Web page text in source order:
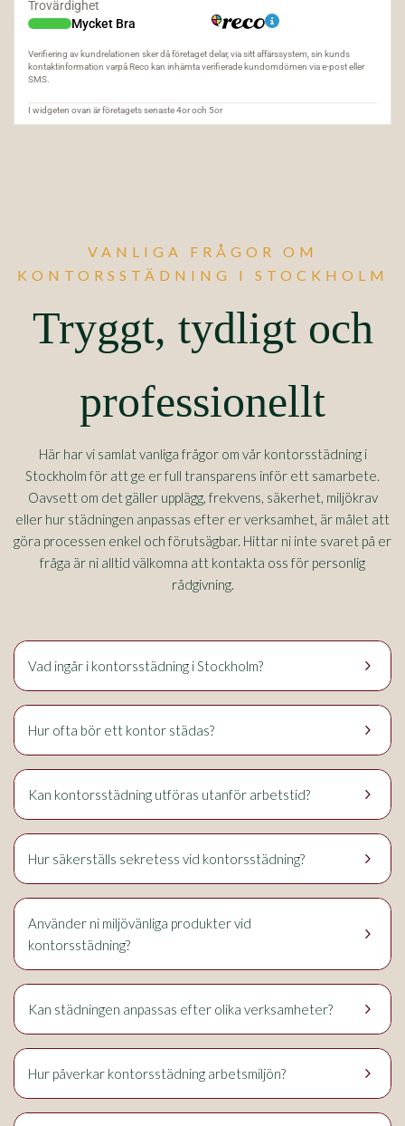
VANLIGA FRÅGOR OM
KONTORSSTÄDNING I STOCKHOLM
Tryggt, tydligt och
professionellt
Här har vi samlat vanliga frågor om vår kontorsstädning i
Stockholm för att ge er full transparens inför ett samarbete.
Oavsett om det gäller upplägg, frekvens, säkerhet, miljökrav
eller hur städningen anpassas efter er verksamhet, är målet att
göra processen enkel och förutsägbar. Hittar ni inte svaret på er
fråga är ni alltid välkomna att kontakta oss för personlig
rådgivning.
keyboard_arrow_right
Vad ingår i kontorsstädning i Stockholm?
keyboard_arrow_right
Hur ofta bör ett kontor städas?
keyboard_arrow_right
Kan kontorsstädning utföras utanför arbetstid?
keyboard_arrow_right
Hur säkerställs sekretess vid kontorsstädning?
keyboard_arrow_right
Använder ni miljövänliga produkter vid
kontorsstädning?
keyboard_arrow_right
Kan städningen anpassas efter olika verksamheter?
keyboard_arrow_right
Hur påverkar kontorsstädning arbetsmiljön?